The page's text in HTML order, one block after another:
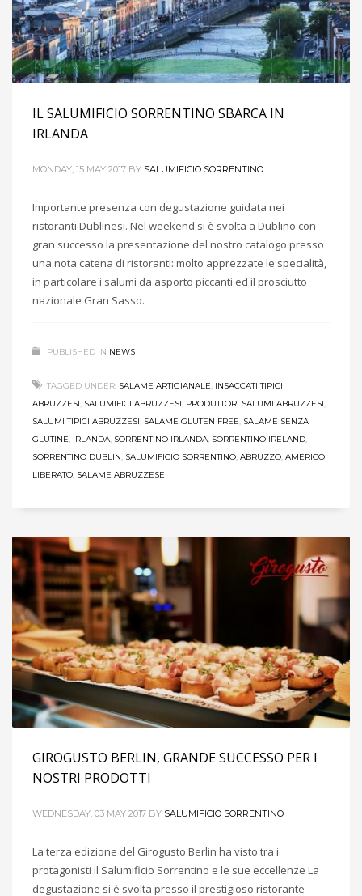
IL SALUMIFICIO SORRENTINO SBARCA IN
IRLANDA
MONDAY, 15 MAY 2017 BY SALUMIFICIO SORRENTINO
Importante presenza con degustazione guidata nei
ristoranti Dublinesi. Nel weekend si è svolta a Dublino con
gran successo la presentazione del nostro catalogo presso
una nota catena di ristoranti: molto apprezzate le specialità,
in particolare i salumi da asporto piccanti ed il prosciutto
nazionale Gran Sasso.
PUBLISHED IN NEWS
TAGGED UNDER: SALAME ARTIGIANALE, INSACCATI TIPICI
ABRUZZESI, SALUMIFICI ABRUZZESI, PRODUTTORI SALUMI ABRUZZESI,
SALUMI TIPICI ABRUZZESI, SALAME GLUTEN FREE, SALAME SENZA
GLUTINE, IRLANDA, SORRENTINO IRLANDA, SORRENTINO IRELAND,
SORRENTINO DUBLIN, SALUMIFICIO SORRENTINO, ABRUZZO, AMERICO
LIBERATO, SALAME ABRUZZESE
GIROGUSTO BERLIN, GRANDE SUCCESSO PER I
NOSTRI PRODOTTI
WEDNESDAY, 03 MAY 2017 BY SALUMIFICIO SORRENTINO
La terza edizione del Girogusto Berlin ha visto tra i
protagonisti il Salumificio Sorrentino e le sue eccellenze La
degustazione si è svolta presso il prestigioso ristorante